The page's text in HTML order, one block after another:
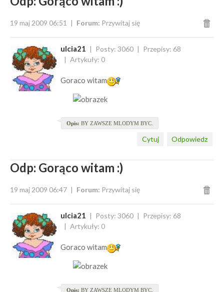
19 maj 2009 06:51 Forum: Przywitaj się
ulcia21 Posty: 3060
Przepisy: 68
Artykuły: 0
Goraco witam
Opis: BY ZAWSZE MLODYM BYC.
Odpowiedz
Cytuj
Odp: Gorąco witam :)
19 maj 2009 06:47 Forum: Przywitaj się
ulcia21 Posty: 3060
Przepisy: 68
Artykuły: 0
Goraco witam
Opis: BY ZAWSZE MLODYM BYC.